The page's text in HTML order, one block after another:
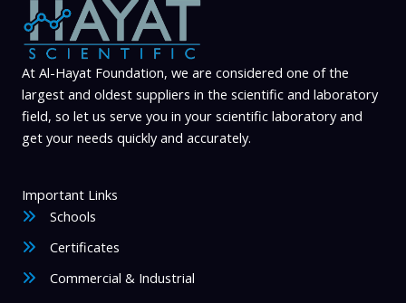
At Al-Hayat Foundation, we are considered one of the
largest and oldest suppliers in the scientific and laboratory
field, so let us serve you in your scientific laboratory and
get your needs quickly and accurately.
Important Links
Schools
Certificates
Commercial & Industrial